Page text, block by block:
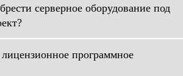
серверное оборудование под
программное